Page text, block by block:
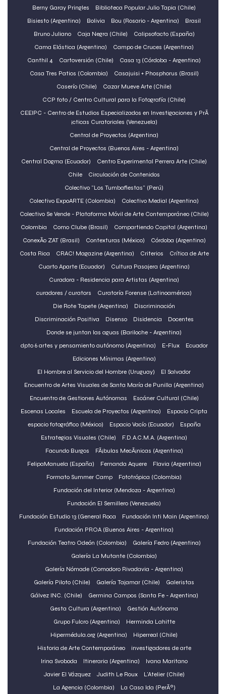
Berny Garay Pringles
Biblioteca Popular Julio Tapia (Chile)
Bisiesto (Argentina)
Bolivia Bou (Rosario - Argentina)
Brasil
Bruno Juliano
Caja Negra (Chile)
Calipsofacto (España)
Cama Elástica (Argentina)
Campo de Cruces (Argentina)
Canthil 4
Cartoversión (Chile)
Casa 13 (Córdoba - Argentina)
Casa Tres Patios (Colombia)
Casajuisi + Phosphorus (Brasil)
Caserío (Chile)
Cazar Mueve Arte (Chile)
CCP foto / Centro Cultural para la Fotografía (Chile)
CEEIPC - Centro de Estudios Especializados en Investigaciones y PrÃ
¡cticas Curatoriales (Venezuela)
Central de Proyectos (Argentina)
Central de Proyectos (Buenos Aires - Argentina)
Central Dogma (Ecuador)
Centro Experimental Perrera Arte (Chile)
Chile
Circulación de Contenidos
Colectivo "Los Tumbafiestas" (Perú)
Colectivo ExpoARTE (Colombia)
Colectivo Medial (Argentina)
Colectivo Se Vende - Plataforma Móvil de Arte Contemporáneo (Chile)
Colombia
Como Clube (Brasil)
Compartiendo Capital (Argentina)
ConexÃo ZAT (Brasil)
Contexturas (México)
Córdoba (Argentina)
Costa Rica
CRAC! Magazine (Argentina) Criterios
Crítica de Arte
Cuarto Aparte (Ecuador)
Cultura Pasajera (Argentina)
Curadora - Residencia para Artistas (Argentina)
curadores / curators
Curatoría Forense (Latinoamérica)
Die Rote Tapete (Argentina)
Discriminación
Discriminación Positiva
Disenso Disidencia
Docentes
Donde se juntan las aguas (Bariloche - Argentina)
dpto 6 artes y pensamiento autónomo (Argentina)
E-Flux
Ecuador
Ediciones Mínimas (Argentina)
El Hombre al Servicio del Hombre (Uruguay)
El Salvador
Encuentro de Artes Visuales de Santa María de Punilla (Argentina)
Encuentro de Gestiones Autónomas
Escáner Cultural (Chile)
Escenas Locales
Escuela de Proyectos (Argentina)
Espacio Cripta
espacio fotográfico (México)
Espacio Vacío (Ecuador)
España
Estrategias Visuales (Chile)
F.D.A.C.M.A. (Argentina)
Facundo Burgos
FÃ¡bulas MecÃ¡nicas (Argentina)
FelipaManuela (España)
Fernanda Aquere
Flavia (Argentina)
Formato Summer Camp
Fototrópica (Colombia)
Fundación del Interior (Mendoza - Argentina)
Fundación El Semillero (Venezuela)
Fundación Estudio 13 (General Roca
Fundación Inti Main (Argentina)
Fundación PROA (Buenos Aires - Argentina)
Fundación Teatro Odeón (Colombia)
Galería Fedro (Argentina)
Galería La Mutante (Colombia)
Galería Nómade (Comodoro Rivadavia - Argentina)
Galería Piloto (Chile)
Galería Tajamar (Chile)
Galeristas
Gálvez INC. (Chile)
Germina Campos (Santa Fe - Argentina)
Gesta Cultura (Argentina)
Gestión Autónoma
Grupo Fulcro (Argentina)
Herminda Lahitte
Hipermédula.org (Argentina)
Hiperreal (Chile)
Historia de Arte Contemporáneo
investigadores de arte
Irina Svoboda
Itineraria (Argentina)
Ivana Maritano
Javier El Vázquez
Judith Le Roux
L'Atelier (Chile)
La Agencia (Colombia)
La Casa lda (PerÃº)